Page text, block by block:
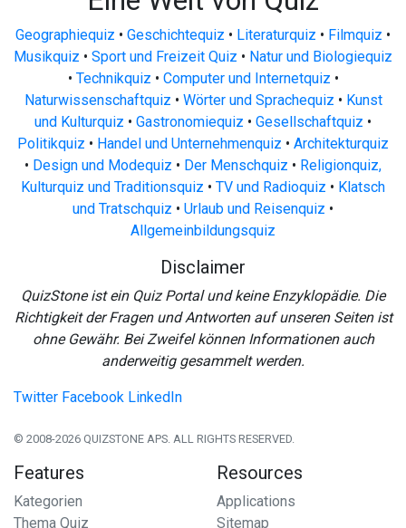
Geographiequiz • Geschichtequiz • Literaturquiz • Filmquiz •
Musikquiz • Sport und Freizeit Quiz • Natur und Biologiequiz
• Technikquiz • Computer und Internetquiz •
Naturwissenschaftquiz • Wörter und Sprachequiz • Kunst
und Kulturquiz • Gastronomiequiz • Gesellschaftquiz •
Politikquiz • Handel und Unternehmenquiz • Architekturquiz
• Design und Modequiz • Der Menschquiz • Religionquiz,
Kulturquiz und Traditionsquiz • TV und Radioquiz • Klatsch
und Tratschquiz • Urlaub und Reisenquiz •
Allgemeinbildungsquiz
Disclaimer
QuizStone ist ein Quiz Portal und keine Enzyklopädie. Die
Richtigkeit der Fragen und Antworten auf unseren Seiten ist
ohne Gewähr. Bei Zweifel können Informationen auch
anderweitig gesammelt werden.
Twitter Facebook LinkedIn
© 2008-2026 QUIZSTONE APS. ALL RIGHTS RESERVED.
Features
Kategorien
Thema Quiz
Resources
Applications
Sitemap